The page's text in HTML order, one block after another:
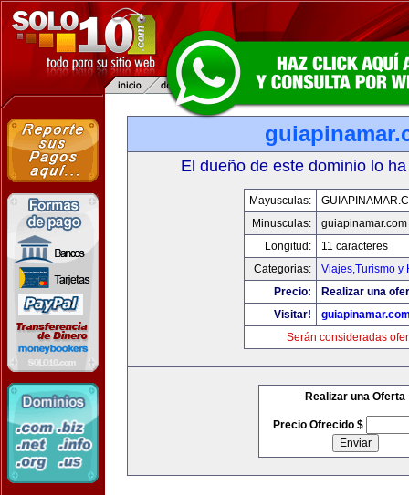
El dueño de este dominio lo
Mayusculas:
Minusculas:
guiapinamar.com
Longitud:
11 caracteres
Categorias:
Viajes,Turismo y
Precio:
Realizar una
Visitar!
Serán consideradas
Realizar una Oferta
Precio Ofrecido $